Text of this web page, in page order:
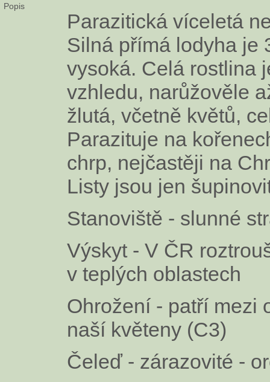
Popis
Parazitická víceletá
Silná přímá lodyha je
vysoká. Celá rostlina
vzhledu, narůžověle
žlutá, včetně květů,
Parazituje na
chrp, nejčastěji na
Listy jsou jen
Stanoviště - slunné
Výskyt - V ČR
v teplých oblastech
Ohrožení - patří mezi
naší květeny (C3)
Čeleď - zárazovité -